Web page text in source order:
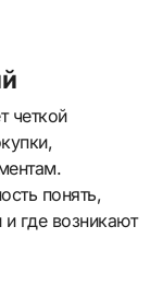
четкой
понять,
и где возникают